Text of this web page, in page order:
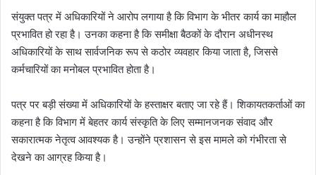
संयुक्त पत्र में अधिकारियों ने आरोप लगाया है कि विभाग के भीतर कार्य का माहौल
प्रभावित हो रहा है। उनका कहना है कि समीक्षा बैठकों के दौरान अधीनस्थ
अधिकारियों के साथ सार्वजनिक रूप से कठोर व्यवहार किया जाता है, जिससे
कर्मचारियों का मनोबल प्रभावित होता है।
पत्र पर बड़ी संख्या में अधिकारियों के हस्ताक्षर बताए जा रहे हैं। शिकायतकर्ताओं का
कहना है कि विभाग में बेहतर कार्य संस्कृति के लिए सम्मानजनक संवाद और
सकारात्मक नेतृत्व आवश्यक है। उन्होंने प्रशासन से इस मामले को गंभीरता से
देखने का आग्रह किया है।